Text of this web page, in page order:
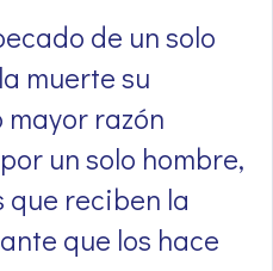
de un solo
muerte su
mayor razón
un solo hombre,
que reciben la
que los hace